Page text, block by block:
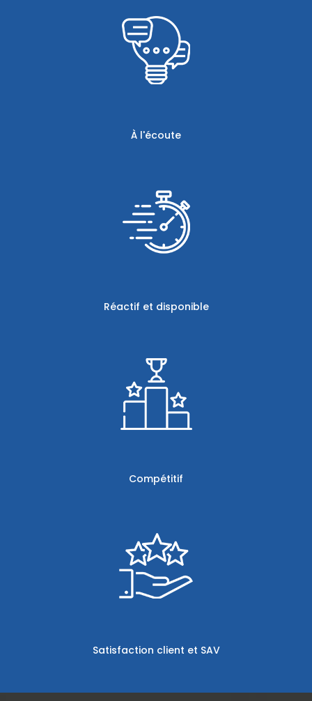
À l'écoute
Réactif et disponible
Compétitif
Satisfaction client et SAV